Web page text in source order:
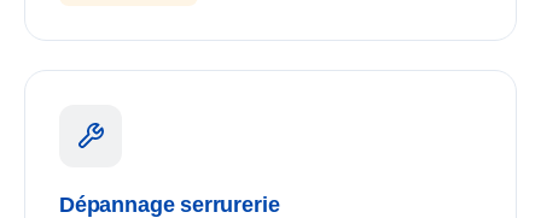
Dépannage serrurerie